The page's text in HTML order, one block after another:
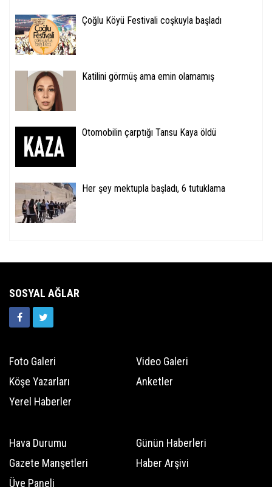
Çoğlu Köyü Festivali coşkuyla başladı
Katilini görmüş ama emin olamamış
Otomobilin çarptığı Tansu Kaya öldü
Her şey mektupla başladı, 6 tutuklama
SOSYAL AĞLAR
Foto Galeri
Video Galeri
Köşe Yazarları
Anketler
Yerel Haberler
Hava Durumu
Günün Haberleri
Gazete Manşetleri
Haber Arşivi
Üye Paneli